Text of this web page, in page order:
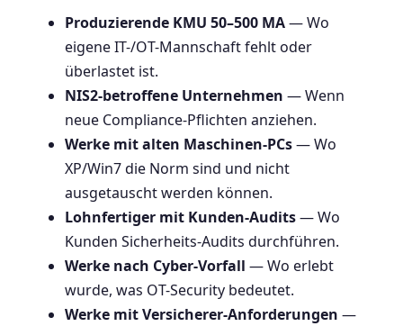
Produzierende KMU 50–500 MA— Wo
eigene IT-/OT-Mannschaft fehlt oder
überlastet ist.
NIS2-betroffene Unternehmen — Wenn
neue Compliance-Pflichten anziehen.
Werke mit alten Maschinen-PCs— Wo
XP/Win7 die Norm sind und nicht
ausgetauscht werden können.
Lohnfertiger mit Kunden-Audits— Wo
Kunden Sicherheits-Audits durchführen.
Werke nach Cyber-Vorfall — Wo erlebt
wurde, was OT-Security bedeutet.
Werke mit Versicherer-Anforderungen —